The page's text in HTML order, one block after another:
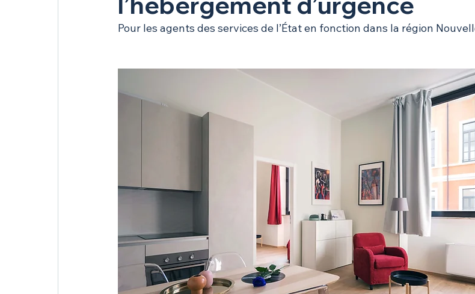
Pour les agents des services de l’État en fonction dans la région